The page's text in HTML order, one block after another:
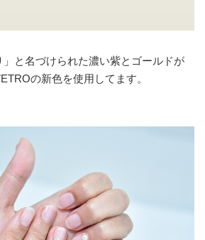
と名づけられた濃い紫とゴールドが
の新色を使用してます。